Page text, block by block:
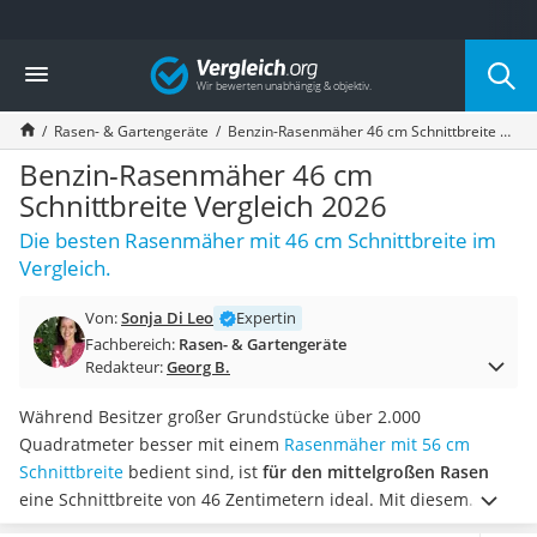
Die beliebtesten Vergleiche nach Kategorie
Baumarkt
Tresor feuerfest
Makita-Akku-Rasenmäher
Kappsäge
Smartes Türschloss
Akku-Rasentrimmer
Feuchtigkeitsmessgerät
Split-Klimaanlage 2 Innengeräte
Bohrmaschine
Tiefbrunnenpumpe
Hochdruckreiniger
Doppelschleifer
Überwachungskamera
Benzinrasenmäher mit Elektrostart
Akku-Laubsauger
Vergleich
Rasen- & Gartengeräte Benzin-Rasenmäher 46 cm Schnittbreite Vergleich 2026
Benzin-Rasenmäher 46 cm
Schnittbreite Vergleich 2026
Die besten Rasenmäher mit 46 cm Schnittbreite im
Vergleich.
Von:Sonja Di Leo
Expertin
Fachbereich: Rasen- & Gartengeräte
Redakteur:Georg B.
Während Besitzer großer Grundstücke über 2.000
Quadratmeter besser mit einem Rasenmäher mit 56 cm
Schnittbreite bedient sind, ist für den mittelgroßen Rasen
eine Schnittbreite von 46 Zentimetern ideal. Mit diesem
Power-Paket wird dasMähen von Rasenflächen über 1.000